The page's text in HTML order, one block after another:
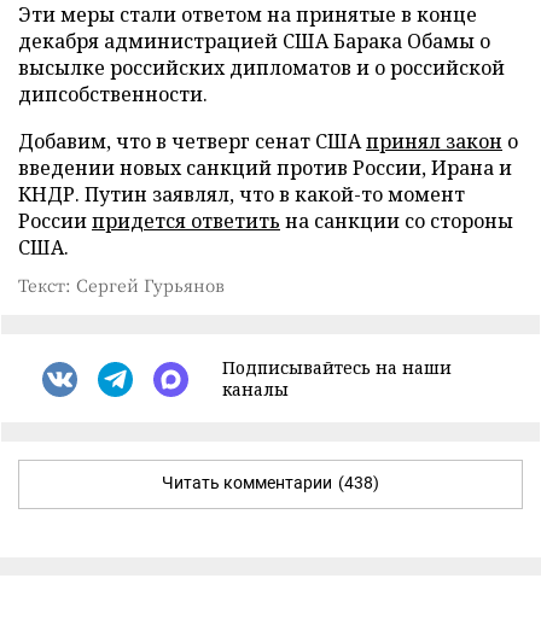
Эти меры стали ответом на принятые в конце
декабря администрацией США Барака Обамы о
высылке российских дипломатов и о российской
дипсобственности.
Добавим, что в четверг сенат СШАпринял закон о
введении новых санкций против России, Ирана и
КНДР. Путин заявлял, что в какой-то момент
Россиипридется ответить на санкции со стороны
США.
Текст: Сергей Гурьянов
Подписывайтесь на наши
каналы
Читать комментарии (438)